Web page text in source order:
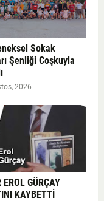
Sokak
Şenliği Coşkuyla
2026
EROL GÜRÇAY
KAYBETTİ